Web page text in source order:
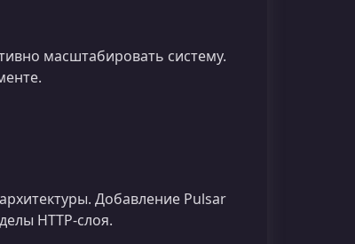
масштабировать систему.
Добавление Pulsar
HTTP‑слоя.